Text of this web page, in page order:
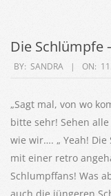
Die Schlümpfe
2023-
11
BY: SANDRA ON:
„Sagt mal, von wo
bitte sehr! Sehen alle
wie wir…. „ Yeah!
mit einer retro
Schlumpffans! Was